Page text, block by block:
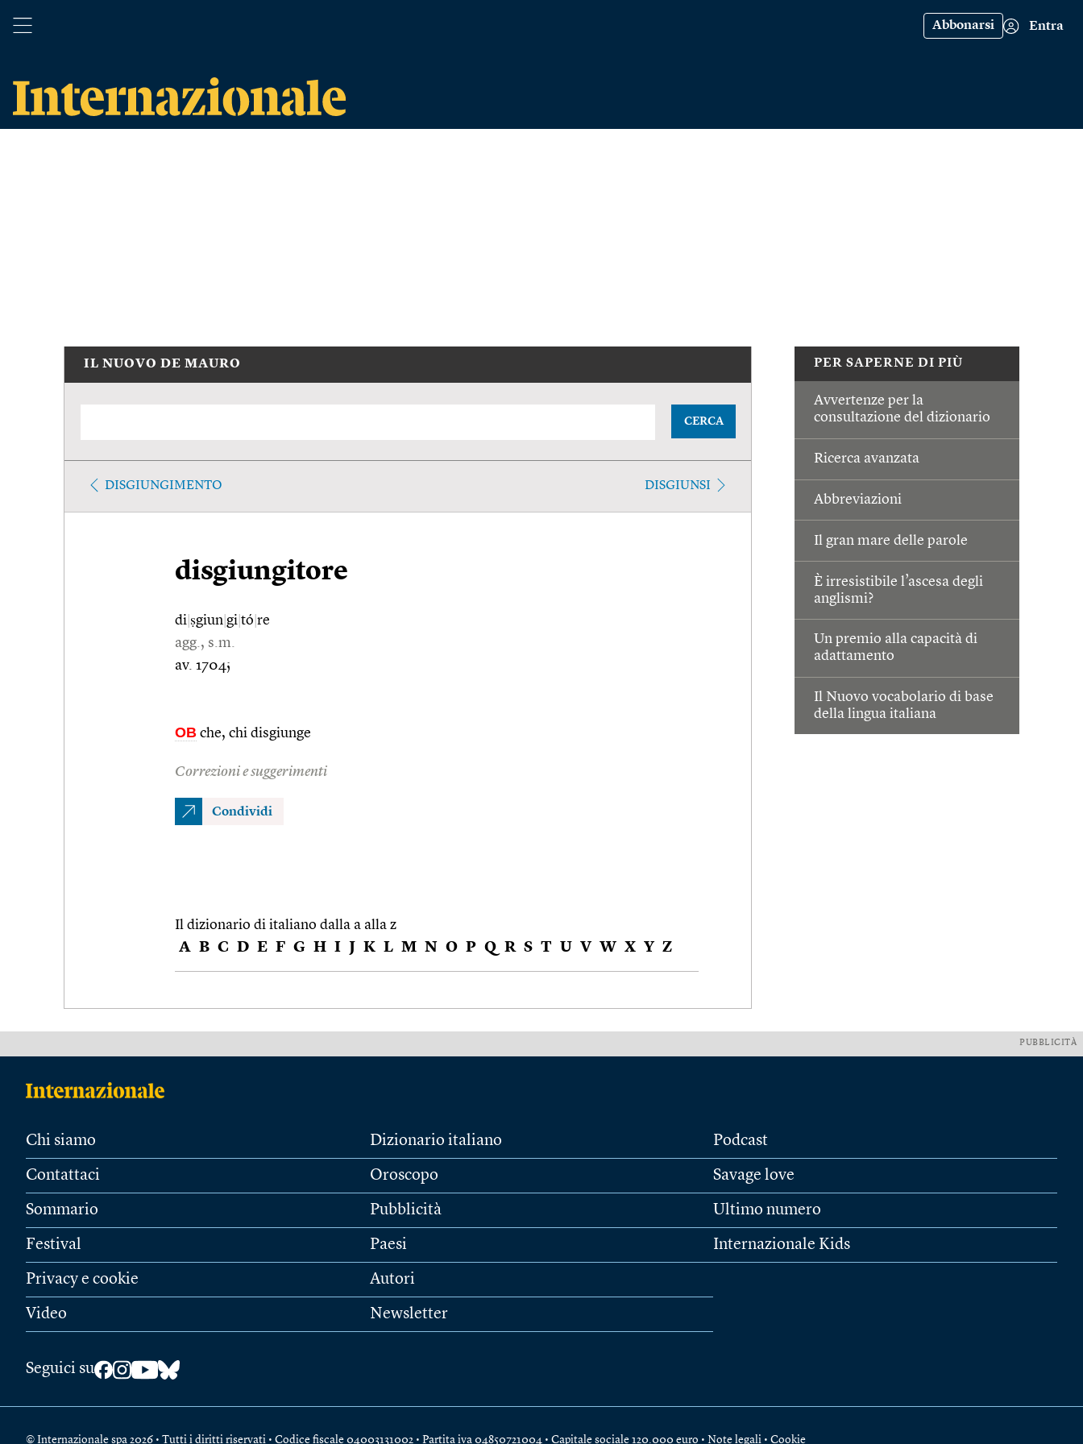
Abbonarsi Entra
PER SAPERNE DI PIÙ
Avvertenze per la
consultazione del dizionario
Ricerca avanzata
Abbreviazioni
Il gran mare delle parole
È irresistibile l’ascesa degli
anglismi?
Un premio alla capacità di
adattamento
Il Nuovo vocabolario di base
della lingua italiana
IL NUOVO DE MAURO
CERCA
DISGIUNGIMENTO DISGIUNSI
disgiungitore
di ṣgiun gi tó re
agg., s.m.
av. 1704;
OB che, chi disgiunge
Correzioni e suggerimenti
Condividi
Il dizionario di italiano dalla a alla z
A B C D E F G H I J K L M N O P Q R S T U V W X Y Z
PUBBLICITÀ
Chi siamo
Contattaci
Sommario
Festival
Privacy e cookie
Video
Dizionario italiano
Oroscopo
Pubblicità
Paesi
Autori
Newsletter
Podcast
Savage love
Ultimo numero
Internazionale Kids
Seguici su
© Internazionale spa 2026 • Tutti i diritti riservati • Codice fiscale 04003131002 • Partita iva 04850721004 • Capitale sociale 120.000 euro • Note legali • Cookie